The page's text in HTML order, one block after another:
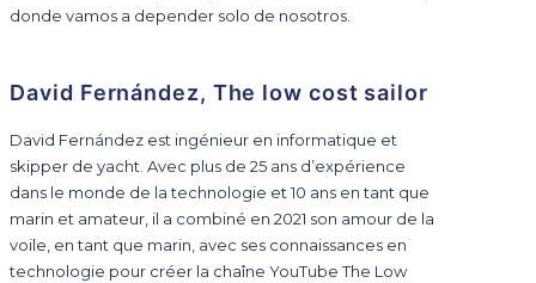
donde vamos a depender solo de nosotros.
David Fernández, The low cost sailor
David Fernández est ingénieur en informatique et
skipper de yacht. Avec plus de 25 ans d’expérience
dans le monde de la technologie et 10 ans en tant que
marin et amateur, il a combiné en 2021 son amour de la
voile, en tant que marin, avec ses connaissances en
technologie pour créer la chaîne YouTube The Low